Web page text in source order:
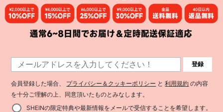
Dazy
DAZY ビンテージ ボヘミアン サンス
ーチェーンネックレス 2個セット、
す
#2 ベストセラー
マルチカラー 女性のレイヤーネックレス
売り切れ間近！
売り切れ間近！
売り切れ間近！
#2 ベストセラー
マルチカラー 女性のレイヤーネックレス
売り切れ間近！
1.2k+ sold
432 -3% 概算
1個 フライドペストリートーストシ
リーズ ソフトスクイーズ フィジェッ
トトイ オーナメント、装飾キーチェ
ーション コレクタブル、誕生日・ホ
リデー・パーティーギフトに最適、
#9 ベストセラー
に TPR 幼児向けおもちゃ
2.6k+ sold
(100+)
¥281 -2%
1
登録
会員登録した場合、 プライバシー＆クッキーポリシー と利用規約 の内容
を十分ご理解の上、同意頂いたものとみなします。
SHEINの限定特典や最新情報をメールで受信することを希望します。